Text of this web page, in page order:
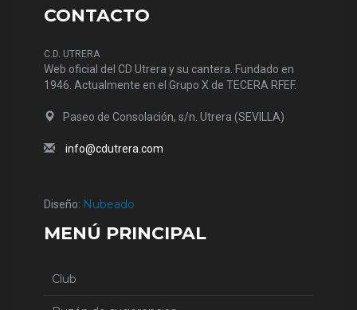
CONTACTO
C.D. UTRERA
Web oficial del CD Utrera y su cantera. Fundado en
1946. Actualmente en el Grupo X de TECERA RFEF.
Paseo de Consolación, s/n. Utrera (SEVILLA)
info@cdutrera.com
Diseño: Nubeado
MENÚ PRINCIPAL
Club